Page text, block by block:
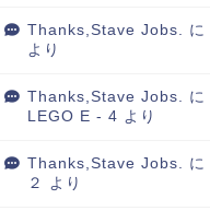
Thanks,Stave Jobs. に
より
Thanks,Stave Jobs. に
LEGO E - 4 より
Thanks,Stave Jobs. に
２
より